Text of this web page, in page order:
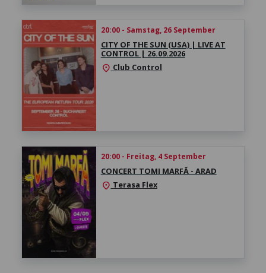
20:00 - Samstag, 26 September
CITY OF THE SUN (USA) | LIVE AT
CONTROL | 26.09.2026
location_on Club Control
20:00 - Freitag, 4 September
CONCERT TOMI MARFĂ - ARAD
location_on Terasa Flex